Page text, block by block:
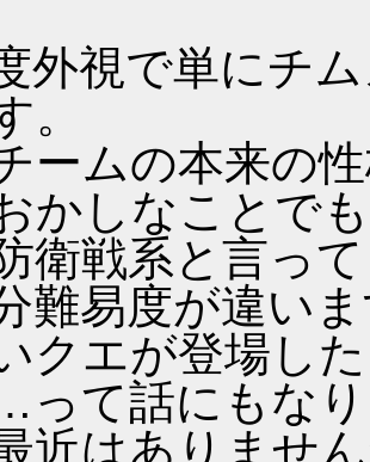
外視で単にチ
。
ームの本来の
かしなことで
衛戦系と言っ
難易度が違い
クエが登場し
て話にもなり
近はありませ